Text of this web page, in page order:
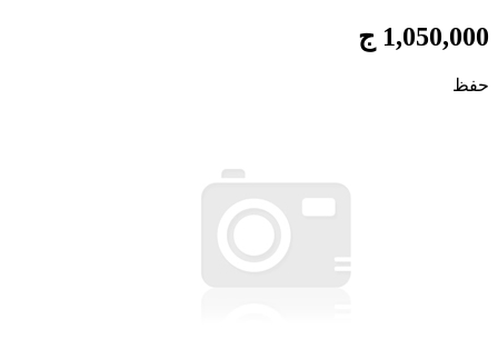
1,050,000 ج
حفظ